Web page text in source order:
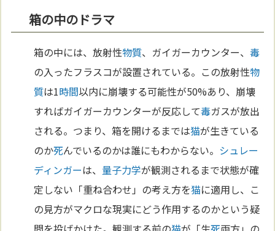
箱の中のドラマ
箱の中には、放射性物質、ガイガーカウンター、毒
の入ったフラスコが設置されている。この放射性物
質は1時間以内に崩壊する可能性が50%あり、崩壊
すればガイガーカウンターが反応して毒ガスが放出
される。つまり、箱を開けるまでは猫が生きている
のか死んでいるのかは誰にもわからない。 シュレー
ディンガーは、 量子力学が観測されるまで状態が確
定しない「重ね合わせ」の考え方を猫に適用し、こ
の見方がマクロな現実にどう作用するのかという疑